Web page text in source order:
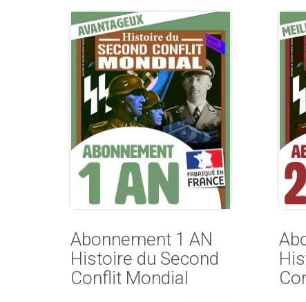
Abonnement 1 AN
Histoire du Second
Conflit Mondial